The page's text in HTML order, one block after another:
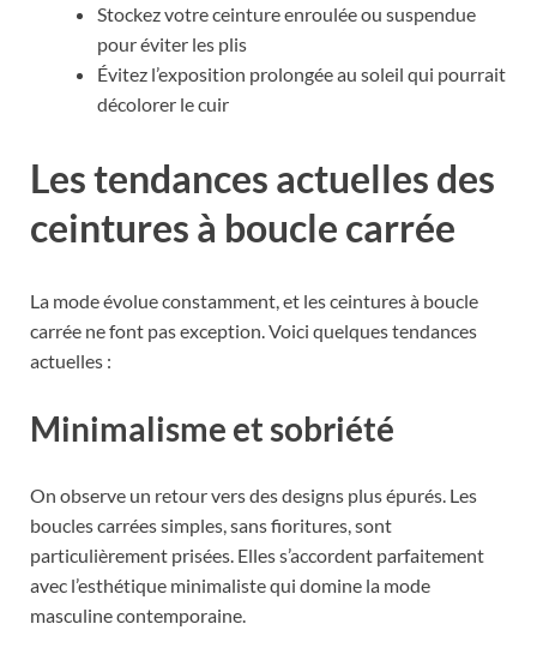
Stockez votre ceinture enroulée ou suspendue
pour éviter les plis
Évitez l’exposition prolongée au soleil qui pourrait
décolorer le cuir
Les tendances actuelles des
ceintures à boucle carrée
La mode évolue constamment, et les ceintures à boucle
carrée ne font pas exception. Voici quelques tendances
actuelles :
Minimalisme et sobriété
On observe un retour vers des designs plus épurés. Les
boucles carrées simples, sans fioritures, sont
particulièrement prisées. Elles s’accordent parfaitement
avec l’esthétique minimaliste qui domine la mode
masculine contemporaine.